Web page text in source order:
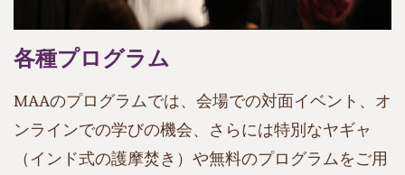
各種プログラム
MAAのプログラムでは、会場での対面イベント、オ
ンラインでの学びの機会、さらには特別なヤギャ
（インド式の護摩焚き）や無料のプログラムをご用